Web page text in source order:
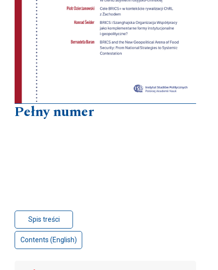
Pełny numer
Spis treści
Contents (English)